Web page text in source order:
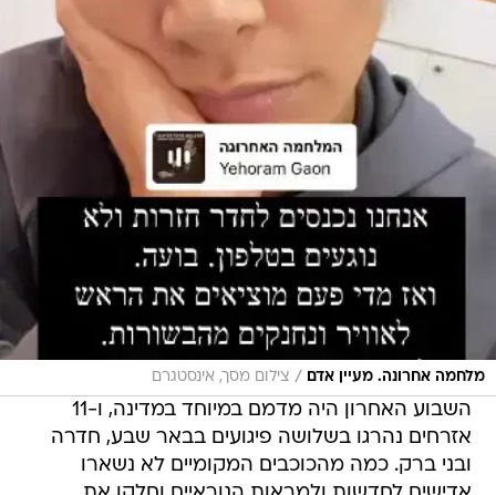
מלחמה אחרונה. מעיין אדם / צילום מסך, אינסטגרם
השבוע האחרון היה מדמם במיוחד במדינה, ו-11
אזרחים נהרגו בשלושה פיגועים בבאר שבע, חדרה
ובני ברק. כמה מהכוכבים המקומיים לא נשארו